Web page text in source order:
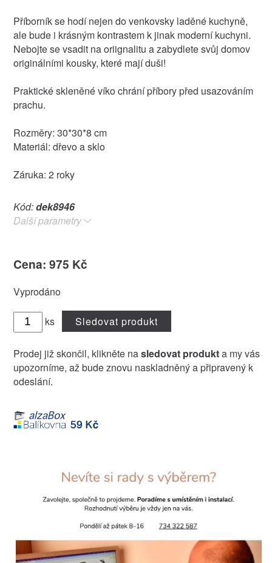
Příborník se hodí nejen do venkovsky laděné kuchyně,
ale bude i krásným kontrastem k jinak moderní kuchyni.
Nebojte se vsadit na oriignalitu a zabydlete svůj domov
originálními kousky, které mají duši!
Praktické skleněné víko chrání příbory před usazováním
prachu.
Rozměry: 30*30*8 cm
Materiál: dřevo a sklo
Záruka: 2 roky
Kód:dek8946
Další parametry
Cena: 975 Kč
Vyprodáno
ks Sledovat produkt
Prodej již skončil, klikněte nasledovat produkta my vás
upozorníme, až bude znovu naskladněný a připravený k
odeslání.